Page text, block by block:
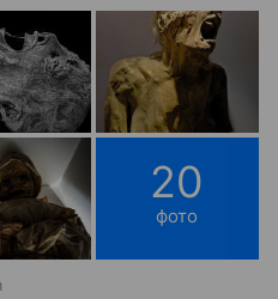
20
фото